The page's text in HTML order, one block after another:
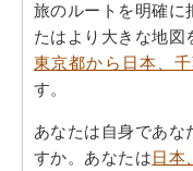
旅のルートを明確に
たはより大きな地図
東京都から日本、
す。
あなたは自身であな
すか。あなたは日本